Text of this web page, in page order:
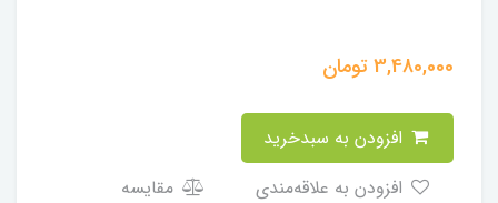
3,480,000تومان
مقایسه